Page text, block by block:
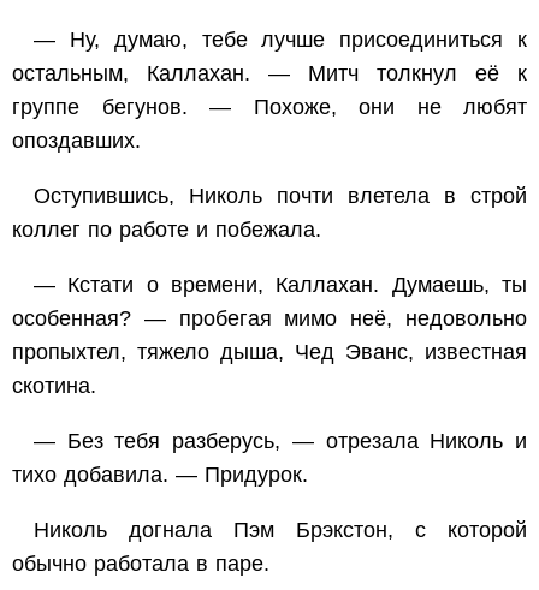
— Ну, думаю, тебе лучше присоединиться к
остальным, Каллахан. — Митч толкнул её к
группе бегунов. — Похоже, они не любят
опоздавших.
Оступившись, Николь почти влетела в строй
коллег по работе и побежала.
— Кстати о времени, Каллахан. Думаешь, ты
особенная? — пробегая мимо неё, недовольно
пропыхтел, тяжело дыша, Чед Эванс, известная
скотина.
— Без тебя разберусь, — отрезала Николь и
тихо добавила. — Придурок.
Николь догнала Пэм Брэкстон, с которой
обычно работала в паре.